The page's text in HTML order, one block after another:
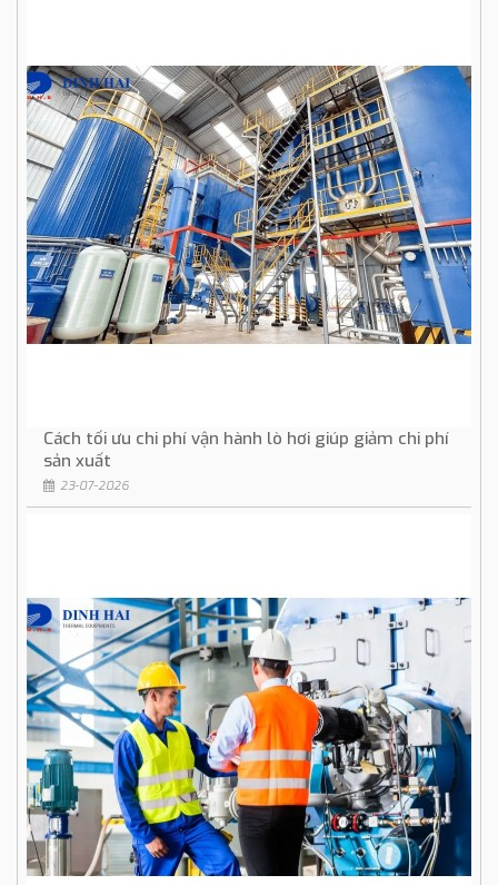
Cách tối ưu chi phí vận hành lò hơi giúp giảm chi phí
sản xuất
23-07-2026